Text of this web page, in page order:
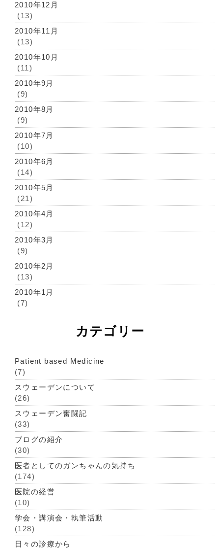
2010年12月
(13)
2010年11月
(13)
2010年10月
(11)
2010年9月
(9)
2010年8月
(9)
2010年7月
(10)
2010年6月
(14)
2010年5月
(21)
2010年4月
(12)
2010年3月
(9)
2010年2月
(13)
2010年1月
(7)
カテゴリー
Patient based Medicine
(7)
スウェーデンについて
(26)
スウェーデン奮闘記
(33)
ブログの紹介
(30)
医者としてのガンちゃんの気持ち
(174)
医院の経営
(10)
学会・講演会・執筆活動
(128)
日々の診療から